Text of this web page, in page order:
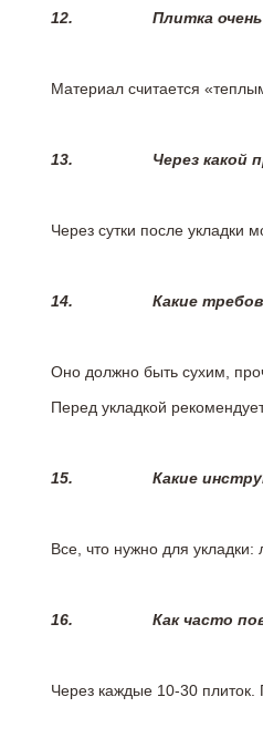
12. Плитка
Материал считается
13. Через какой
Через сутки после укладки
14. Какие
Оно должно быть сухим,
Перед укладкой
15. Какие
Все, что нужно для
16. Как часто
Через каждые 10-30 плиток.